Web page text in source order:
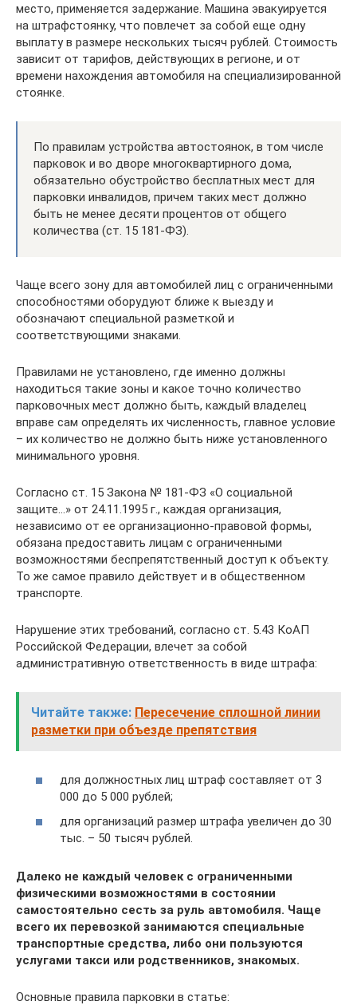
место, применяется задержание. Машина эвакуируется
на штрафстоянку, что повлечет за собой еще одну
выплату в размере нескольких тысяч рублей. Стоимость
зависит от тарифов, действующих в регионе, и от
времени нахождения автомобиля на специализированной
стоянке.
По правилам устройства автостоянок, в том числе
парковок и во дворе многоквартирного дома,
обязательно обустройство бесплатных мест для
парковки инвалидов, причем таких мест должно
быть не менее десяти процентов от общего
количества (ст. 15 181-ФЗ).
Чаще всего зону для автомобилей лиц с ограниченными
способностями оборудуют ближе к выезду и
обозначают специальной разметкой и
соответствующими знаками.
Правилами не установлено, где именно должны
находиться такие зоны и какое точно количество
парковочных мест должно быть, каждый владелец
вправе сам определять их численность, главное условие
– их количество не должно быть ниже установленного
минимального уровня.
Согласно ст. 15 Закона № 181-ФЗ «О социальной
защите…» от 24.11.1995 г., каждая организация,
независимо от ее организационно-правовой формы,
обязана предоставить лицам с ограниченными
возможностями беспрепятственный доступ к объекту.
То же самое правило действует и в общественном
транспорте.
Нарушение этих требований, согласно ст. 5.43 КоАП
Российской Федерации, влечет за собой
административную ответственность в виде штрафа:
Читайте также: Пересечение сплошной линии
разметки при объезде препятствия
для должностных лиц штраф составляет от 3
000 до 5 000 рублей;
для организаций размер штрафа увеличен до 30
тыс. – 50 тысяч рублей.
Далеко не каждый человек с ограниченными
физическими возможностями в состоянии
самостоятельно сесть за руль автомобиля. Чаще
всего их перевозкой занимаются специальные
транспортные средства, либо они пользуются
услугами такси или родственников, знакомых.
Основные правила парковки в статье: